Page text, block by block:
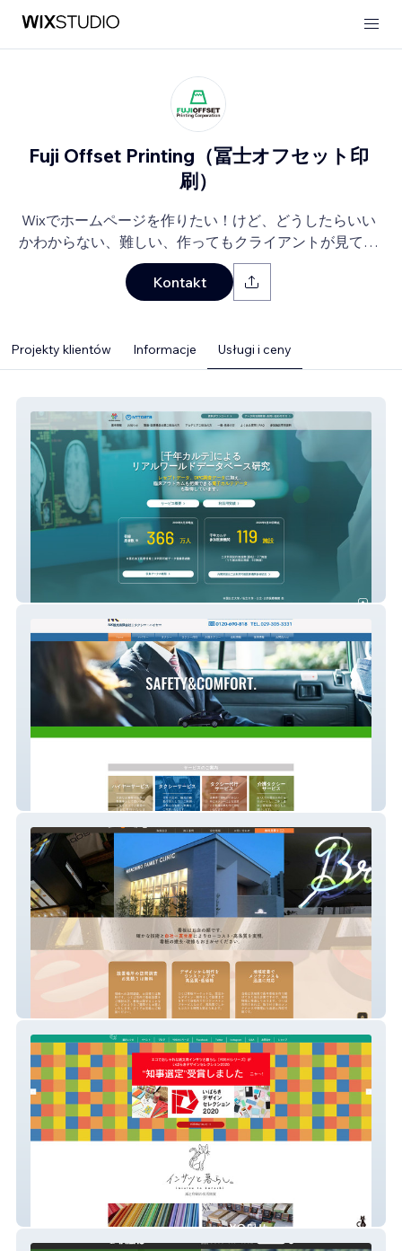
Fuji Offset Printing（冨士オフセット印
刷）
Wixでホームページを作りたい！けど、どうしたらいい
かわからない、難しい、作ってもクライアントが見てく
ださるかわからないなど、まずはご相談下さい。
Kontakt
Projekty klientów Informacje Usługi i ceny
NK観光 有限会社
つくば看板マーケット
インサツと暮らし。